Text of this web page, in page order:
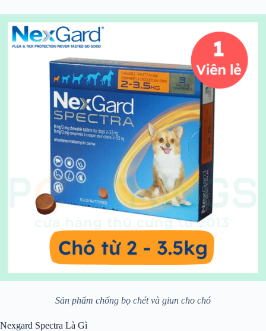
Sản phẩm chống bọ chét và giun cho chó
Nexgard Spectra Là Gì